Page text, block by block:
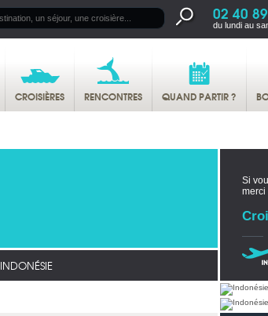
02 40
du lundi au
CROISIÈRES RENCONTRES QUAND PARTIR ?
INDONÉSIE
Si